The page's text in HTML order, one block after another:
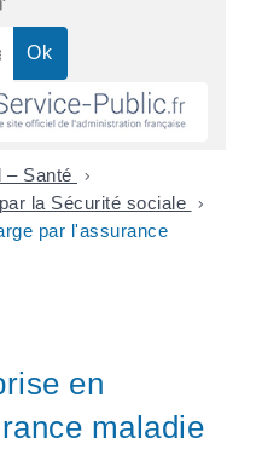
– Santé >
la Sécurité sociale >
par l'assurance
en
maladie